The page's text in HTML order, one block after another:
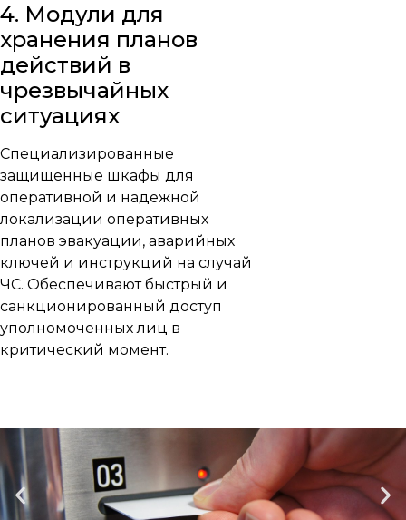
4. Модули для
хранения планов
действий в
чрезвычайных
ситуациях
Специализированные
защищенные шкафы для
оперативной и надежной
локализации оперативных
планов эвакуации, аварийных
ключей и инструкций на случай
ЧС. Обеспечивают быстрый и
санкционированный доступ
уполномоченных лиц в
критический момент.